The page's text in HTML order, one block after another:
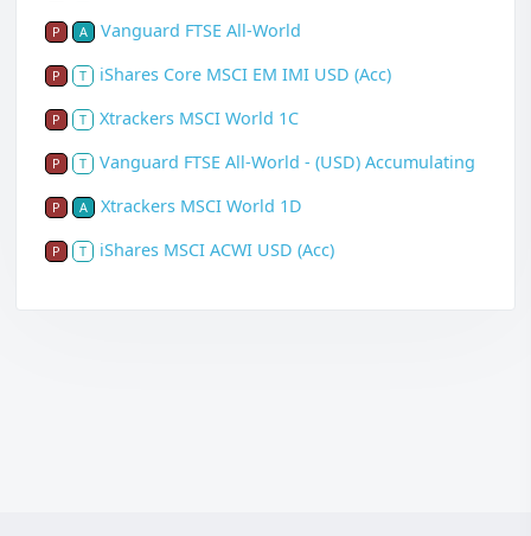
P A Vanguard FTSE All-World
P T iShares Core MSCI EM IMI USD (Acc)
P T Xtrackers MSCI World 1C
P T Vanguard FTSE All-World - (USD) Accumulating
P A Xtrackers MSCI World 1D
P T iShares MSCI ACWI USD (Acc)